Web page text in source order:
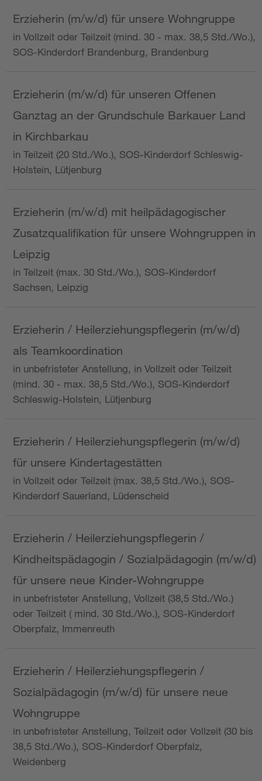
Erzieherin (m/w/d) für unsere Wohngruppe
in Vollzeit oder Teilzeit (mind. 30 - max. 38,5 Std./Wo.),
SOS-Kinderdorf Brandenburg, Brandenburg
Erzieherin (m/w/d) für unseren Offenen
Ganztag an der Grundschule Barkauer Land
in Kirchbarkau
in Teilzeit (20 Std./Wo.), SOS-Kinderdorf Schleswig-
Holstein, Lütjenburg
Erzieherin (m/w/d) mit heilpädagogischer
Zusatzqualifikation für unsere Wohngruppen in
Leipzig
in Teilzeit (max. 30 Std./Wo.), SOS-Kinderdorf
Sachsen, Leipzig
Erzieherin / Heilerziehungspflegerin (m/w/d)
als Teamkoordination
in unbefristeter Anstellung, in Vollzeit oder Teilzeit
(mind. 30 - max. 38,5 Std./Wo.), SOS-Kinderdorf
Schleswig-Holstein, Lütjenburg
Erzieherin / Heilerziehungspflegerin (m/w/d)
für unsere Kindertagestätten
in Vollzeit oder Teilzeit (max. 38,5 Std./Wo.), SOS-
Kinderdorf Sauerland, Lüdenscheid
Erzieherin / Heilerziehungspflegerin /
Kindheitspädagogin / Sozialpädagogin (m/w/d)
für unsere neue Kinder-Wohngruppe
in unbefristeter Anstellung, Vollzeit (38,5 Std./Wo.)
oder Teilzeit ( mind. 30 Std./Wo.), SOS-Kinderdorf
Oberpfalz, Immenreuth
Erzieherin / Heilerziehungspflegerin /
Sozialpädagogin (m/w/d) für unsere neue
Wohngruppe
in unbefristeter Anstellung, Teilzeit oder Vollzeit (30 bis
38,5 Std./Wo.), SOS-Kinderdorf Oberpfalz,
Weidenberg